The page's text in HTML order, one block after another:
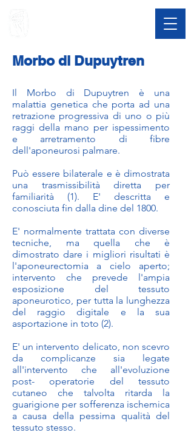
Morbo di Dupuytren
Il Morbo di Dupuytren è una
malattia genetica che porta ad una
retrazione progressiva di uno o più
raggi della mano per ispessimento
e arretramento di fibre
dell'aponeurosi palmare.
Può essere bilaterale e è dimostrata
una trasmissibilità diretta per
familiarità (1). E' descritta e
conosciuta fin dalla dine del 1800.
E' normalmente trattata con diverse
tecniche, ma quella che è
dimostrato dare i migliori risultati è
l'aponeurectomia a cielo aperto;
intervento che prevede l'ampia
esposizione del tessuto
aponeurotico, per tutta la lunghezza
del raggio digitale e la sua
asportazione in toto (2).
E' un intervento delicato, non scevro
da complicanze sia legate
all'intervento che all'evoluzione
post- operatorie del tessuto
cutaneo che talvolta ritarda la
guarigione per sofferenza ischemica
a causa della pessima qualità del
tessuto stesso.